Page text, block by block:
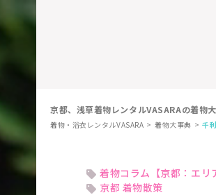
京都、浅草着物レンタルVASARAの着物
着物・浴衣レンタルVASARA 着物大事典 千
着物コラム【京都：エリ
京都 着物散策